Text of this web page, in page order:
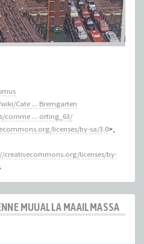
Cate ... Bremgarten
comme ... orting_63/
licenses/by-sa/3.0>,
creativecommons.org/licenses/by-
MUUALLA MAAILMASSA